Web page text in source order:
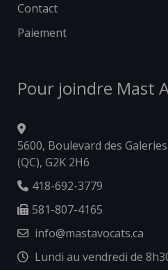
Contact
Paiement
Pour joindre Mast
5600, Boulevard des
(QC), G2K 2H6
418-692-3779
581-807-4165
info@mastavocats.ca
Lundi au vendredi de